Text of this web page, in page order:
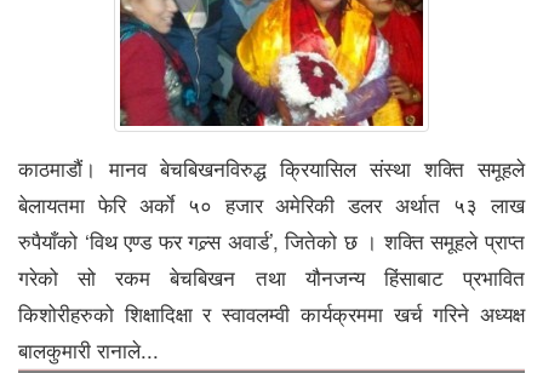
काठमाडौं। मानव बेचबिखनविरुद्ध क्रियासिल संस्था शक्ति समूहले
बेलायतमा फेरि अर्काे ५० हजार अमेरिकी डलर अर्थात ५३ लाख
रुपैयाँको ‘विथ एण्ड फर गल्र्स अवार्ड’, जितेको छ । शक्ति समूहले प्राप्त
गरेको सो रकम बेचबिखन तथा यौनजन्य हिंसाबाट प्रभावित
किशोरीहरुको शिक्षादिक्षा र स्वावलम्वी कार्यक्रममा खर्च गरिने अध्यक्ष
बालकुमारी रानाले...